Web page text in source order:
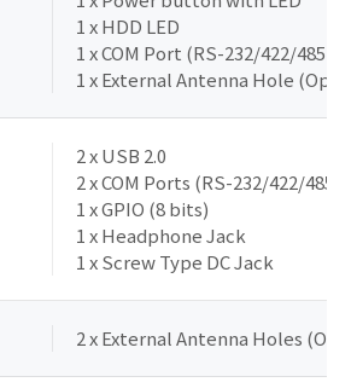
1 x HDD LED
1 x COM Port (RS-232/422/485 &
1 x External Antenna Hole
2 x USB 2.0
2 x COM Ports (RS-232/422/485)
1 x GPIO (8 bits)
1 x Headphone Jack
1 x Screw Type DC Jack
2 x External Antenna Holes